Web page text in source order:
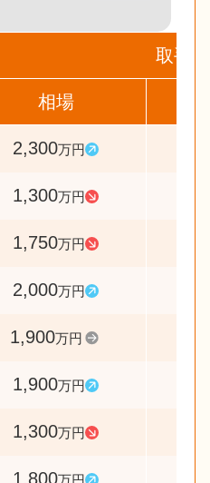
取手市
相場
2,300万円
1,300万円
1,750万円
2,000万円
1,900万円
1,900万円
1,300万円
1,800万円